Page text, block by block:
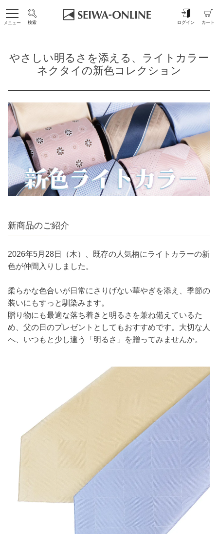
メニュー 検索 ログイン カート
やさしい明るさを添える、ライトカラー
ネクタイの新色コレクション
新商品のご紹介
2026年5月28日（木）、既存の人気柄にライトカラーの新
色が仲間入りしました。
柔らかな色合いが日常にさりげない華やぎを添え、季節の
装いにもすっと馴染みます。
贈り物にも最適な落ち着きと明るさを兼ね備えているた
め、父の日のプレゼントとしてもおすすめです。大切な人
へ、いつもと少し違う「明るさ」を贈ってみませんか。